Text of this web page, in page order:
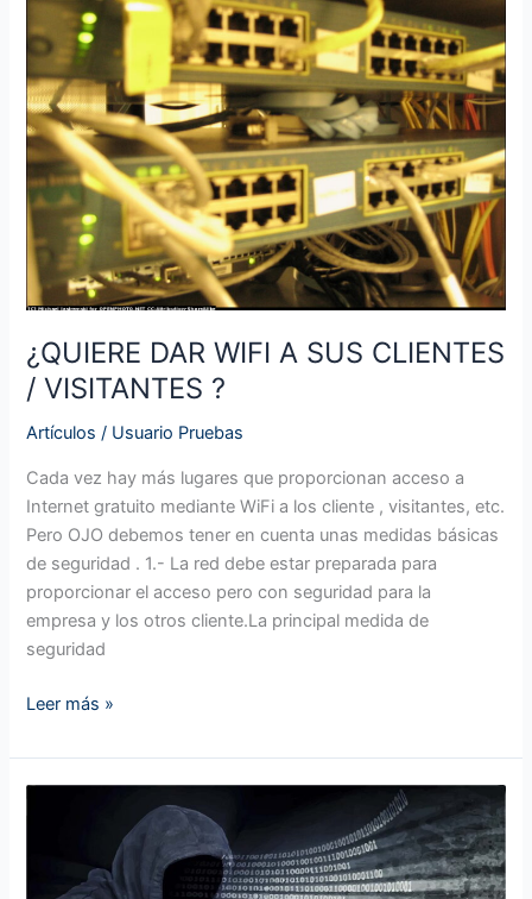
¿QUIERE DAR WIFI A SUS CLIENTES
/ VISITANTES ?
Artículos / Usuario Pruebas
Cada vez hay más lugares que proporcionan acceso a
Internet gratuito mediante WiFi a los cliente , visitantes, etc.
Pero OJO debemos tener en cuenta unas medidas básicas
de seguridad . 1.- La red debe estar preparada para
proporcionar el acceso pero con seguridad para la
empresa y los otros cliente.La principal medida de
seguridad
A
SUS
CLIENTES
/
VISITANTES
?
Leer más »
INFORMÁTICA